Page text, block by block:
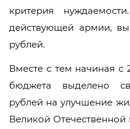
критерия
действующей армии,
рублей.
Вместе с тем начиная с
бюджета выделено
рублей на улучшение
Великой